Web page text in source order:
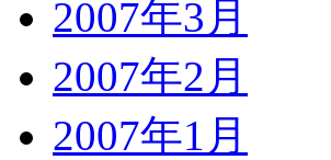
2007年3月
2007年2月
2007年1月